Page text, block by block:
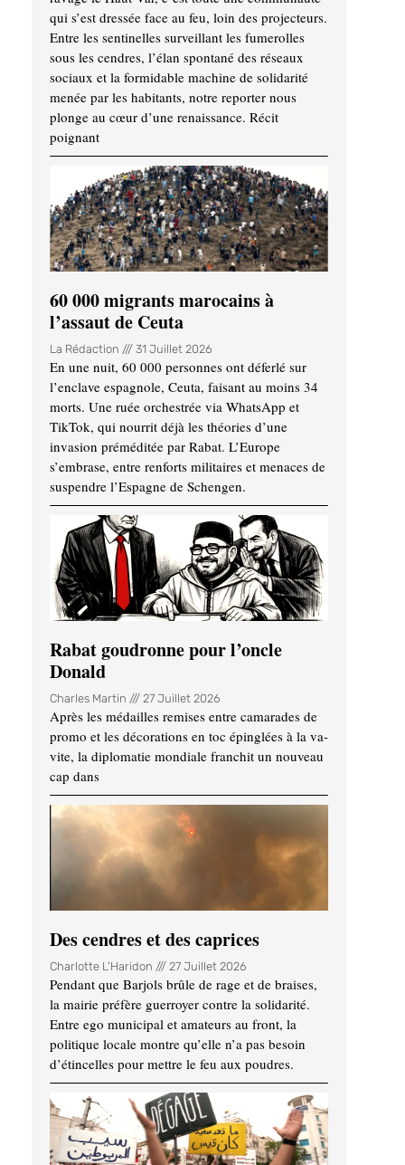
qui s’est dressée face au feu, loin des projecteurs.
Entre les sentinelles surveillant les fumerolles
sous les cendres, l’élan spontané des réseaux
sociaux et la formidable machine de solidarité
menée par les habitants, notre reporter nous
plonge au cœur d’une renaissance. Récit
poignant
60 000 migrants marocains à
l’assaut de Ceuta
La Rédaction 31 Juillet 2026
En une nuit, 60 000 personnes ont déferlé sur
l’enclave espagnole, Ceuta, faisant au moins 34
morts. Une ruée orchestrée via WhatsApp et
TikTok, qui nourrit déjà les théories d’une
invasion préméditée par Rabat. L’Europe
s’embrase, entre renforts militaires et menaces de
suspendre l’Espagne de Schengen.
Rabat goudronne pour l’oncle
Donald
Charles Martin 27 Juillet 2026
Après les médailles remises entre camarades de
promo et les décorations en toc épinglées à la va-
vite, la diplomatie mondiale franchit un nouveau
cap dans
Des cendres et des caprices
Charlotte L'Haridon 27 Juillet 2026
Pendant que Barjols brûle de rage et de braises,
la mairie préfère guerroyer contre la solidarité.
Entre ego municipal et amateurs au front, la
politique locale montre qu’elle n’a pas besoin
d’étincelles pour mettre le feu aux poudres.